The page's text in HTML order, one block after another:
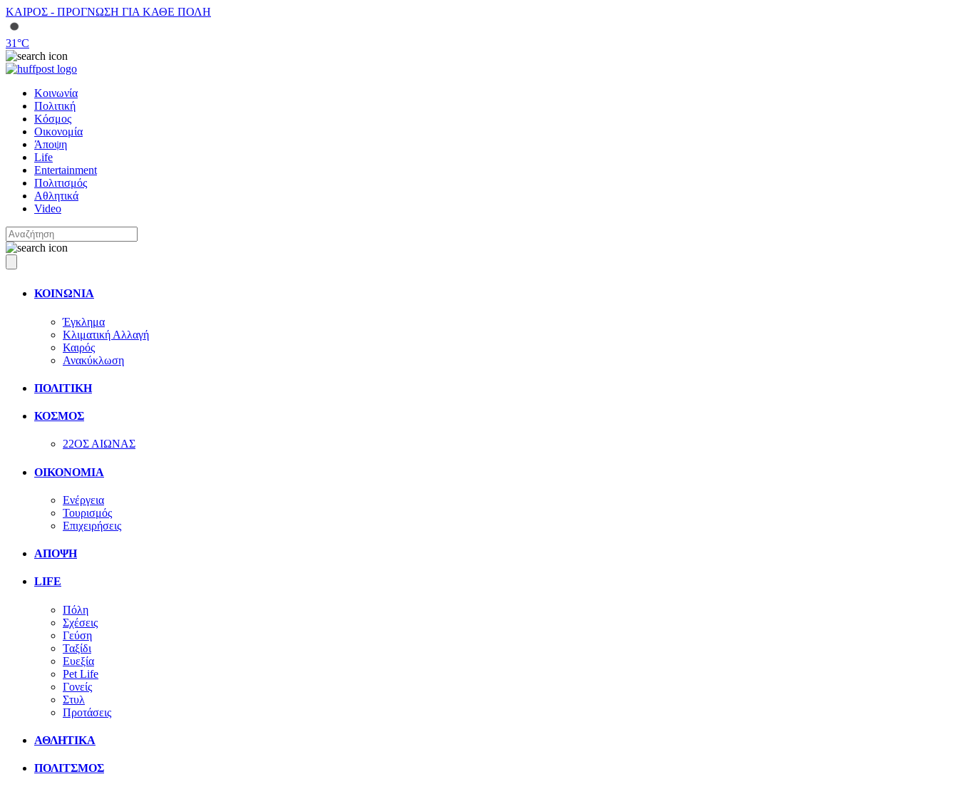
ΚΑΙΡΟΣ - ΠΡΟΓΝΩΣΗ ΓΙΑ ΚΑΘΕ ΠΟΛΗ
31°C
Κοινωνία
Πολιτική
Κόσμος
Οικονομία
Άποψη
Life
Entertainment
Πολιτισμός
Αθλητικά
Video
ΚΟΙΝΩΝΙΑ
Έγκλημα
Κλιματική Αλλαγή
Καιρός
Ανακύκλωση
ΠΟΛΙΤΙΚΗ
ΚΟΣΜΟΣ
22ΟΣ ΑΙΩΝΑΣ
ΟΙΚΟΝΟΜΙΑ
Ενέργεια
Τουρισμός
Επιχειρήσεις
ΑΠΟΨΗ
LIFE
Πόλη
Σχέσεις
Γεύση
Ταξίδι
Ευεξία
Pet Life
Γονείς
Στυλ
Προτάσεις
ΑΘΛΗΤΙΚΑ
ΠΟΛΙΤΣΜΟΣ